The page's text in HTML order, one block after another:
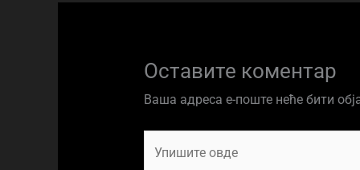
Оставите коментар
Ваша адреса е-поште неће бити